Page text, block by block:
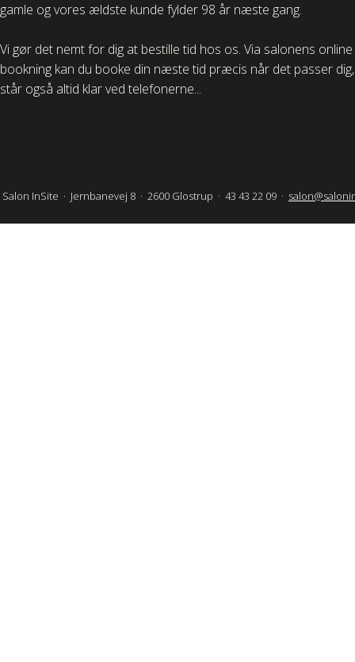
gamle og vores ældste kunde fylder 98 år næste gang.
Vi gør det nemt for dig at bestille tid hos os. Via salonens online
bookning kan du booke din næste tid præcis når det passer
står også altid klar ved telefonerne...
Salon InSite · Jernbanevej 8 · 2600 Glostrup · 43 43 22 09 ·